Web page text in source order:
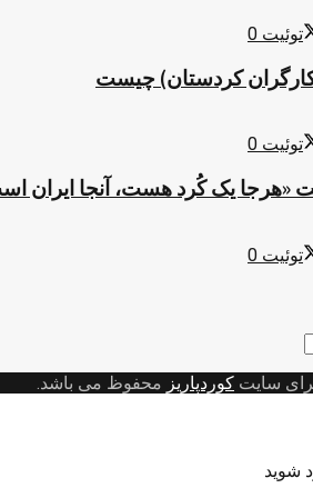
توئیت 0
کردستان) چیست
توئیت 0
«هرجا یک کُرد هست، آنجا ایران
توئیت 0
سایت کوردپاریز محفوظ می باشد.
شوید